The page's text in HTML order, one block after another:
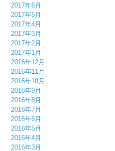
2017年6月
2017年5月
2017年4月
2017年3月
2017年2月
2017年1月
2016年12月
2016年11月
2016年10月
2016年9月
2016年8月
2016年7月
2016年6月
2016年5月
2016年4月
2016年3月